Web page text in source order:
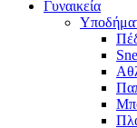
Γυναικεία